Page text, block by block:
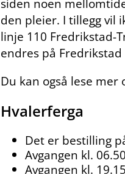
den pleier. I tillegg vil
linje 110 Fredrikstad-
endres på
Du kan også lese
Hvalerferga
Det er bestilling
Avgangen kl.
Avgangen kl.